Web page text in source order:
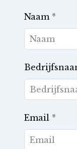
Leave
field
blank
Naam *
Email *